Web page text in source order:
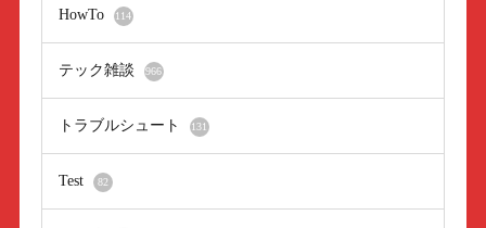
HowTo 114
テック雑談 966
トラブルシュート 131
Test 82